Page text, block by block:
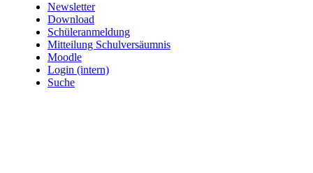
Newsletter
Download
Schüleranmeldung
Mitteilung Schulversäumnis
Moodle
Login (intern)
Suche